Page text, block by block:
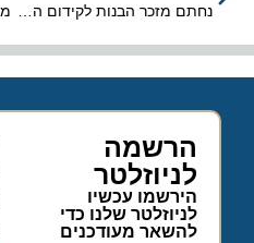
נחתם מזכר הבנות לקידום השותפות התיירותית בין ישראל לאלבניה
הרשמה
לניוזלטר
הירשמו עכשיו
לניוזלטר שלנו כדי
להשאר מעודכנים